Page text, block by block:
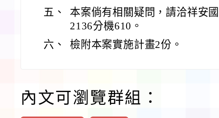
五、
本案倘有相關疑問，請洽祥安
2136分機610。
六、
檢附本案實施計畫2份。
內文可瀏覽群組：